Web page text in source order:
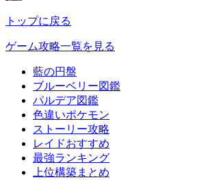
トップに戻る
ゲーム攻略一覧を見る
藍の円盤
ブルーベリー図鑑
パルデア図鑑
色違いポケモン
ストーリー攻略
レイドおすすめ
最強ランキング
上位構築まとめ